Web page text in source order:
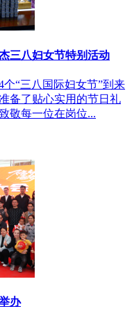
三八妇女节特别活动
“三八国际妇女节”到来
备了贴心实用的节日礼
敬每一位在岗位...
办